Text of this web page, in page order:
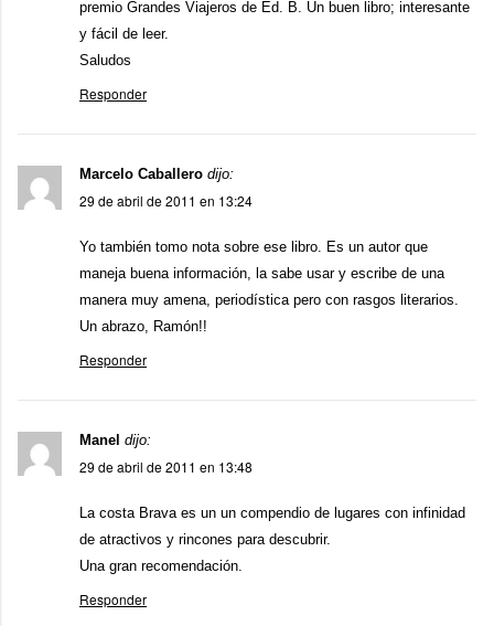
premio Grandes Viajeros de Ed. B. Un buen libro; interesante
y fácil de leer.
Saludos
Responder
Marcelo Caballero dijo:
29 de abril de 2011 en 13:24
Yo también tomo nota sobre ese libro. Es un autor que
maneja buena información, la sabe usar y escribe de una
manera muy amena, periodística pero con rasgos literarios.
Un abrazo, Ramón!!
Responder
Manel dijo:
29 de abril de 2011 en 13:48
La costa Brava es un un compendio de lugares con infinidad
de atractivos y rincones para descubrir.
Una gran recomendación.
Responder